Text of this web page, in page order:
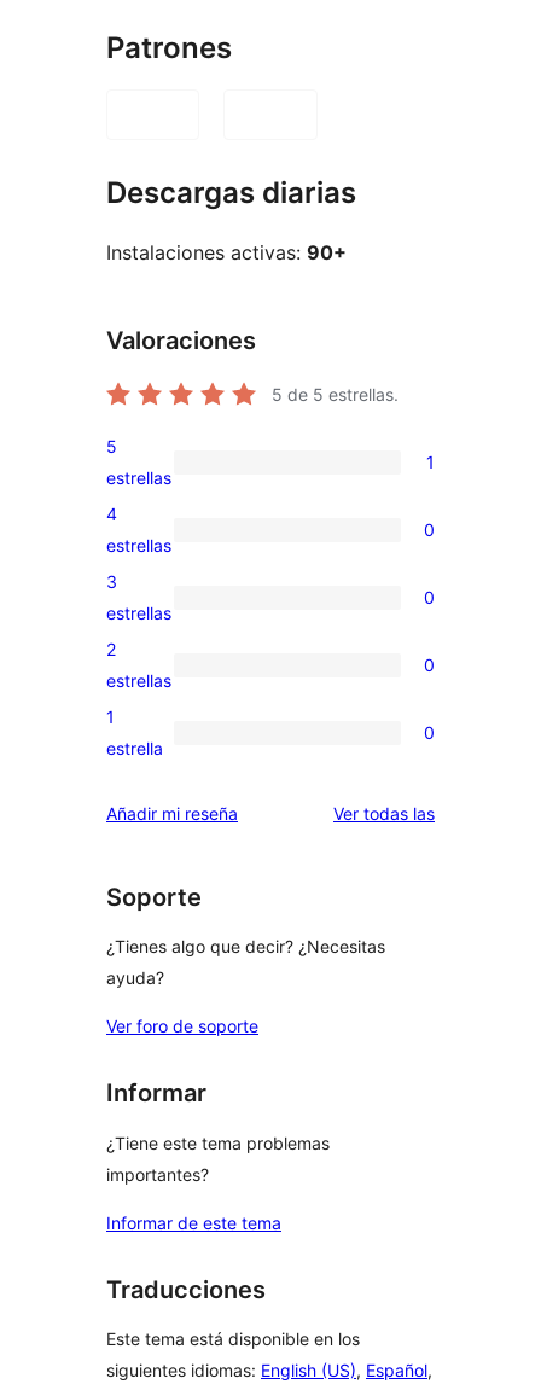
Patrones
Descargas diarias
Instalaciones activas: 90+
Valoraciones
5 de 5 estrellas.
1
valoración
de
5
estrellas
1
0
valoraciones
de
4
estrellas
0
0
valoraciones
de
3
estrellas
0
0
valoraciones
de
estrellas
2
estrellas
0
0
de
1
estrella
0
Añadir mi reseña Ver todas lasvaloraciones
Soporte
¿Tienes algo que decir? ¿Necesitas
ayuda?
Ver foro de soporte
Informar
¿Tiene este tema problemas
importantes?
Informar de este tema
Traducciones
Este tema está disponible en los
siguientes idiomas: English (US), Español,